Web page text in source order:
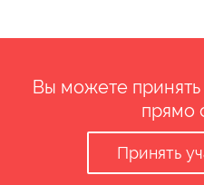
Вы можете принять
прямо
Принять